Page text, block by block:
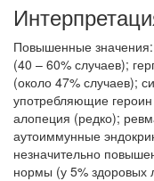
Повышенные значения:
(40 – 60% случаев);
(около 47% случаев);
употребляющие
алопеция (редко);
аутоиммунные
незначительно
нормы (у 5% здоровых